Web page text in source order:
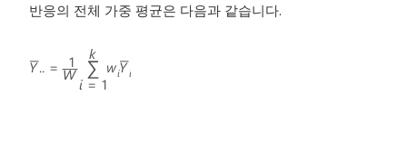
반응의 전체 가중 평균은 다음과 같습니다.